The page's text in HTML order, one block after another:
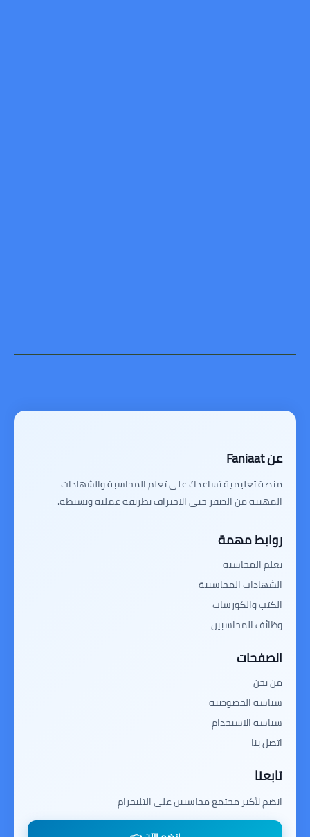
عن Faniaat
منصة تعليمية تساعدك على تعلم المحاسبة والشهادات
المهنية من الصفر حتى الاحتراف بطريقة عملية وبسيطة.
روابط مهمة
تعلم المحاسبة
الشهادات المحاسبية
الكتب والكورسات
وظائف المحاسبين
الصفحات
من نحن
سياسة الخصوصية
سياسة الاستخدام
اتصل بنا
تابعنا
انضم لأكبر مجتمع محاسبين على التليجرام